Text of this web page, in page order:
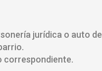
jurídica o auto de
correspondiente.